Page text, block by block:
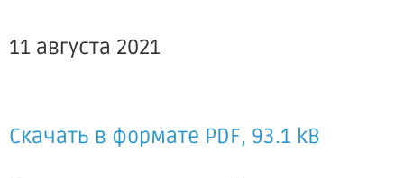
11 августа 2021
Скачать в формате PDF, 93.1 kB